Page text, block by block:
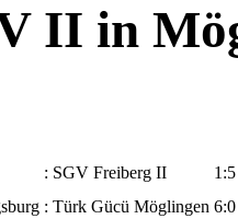
II in
: SGV Freiberg II 1 :5
: Türk Gücü Möglingen 6:0